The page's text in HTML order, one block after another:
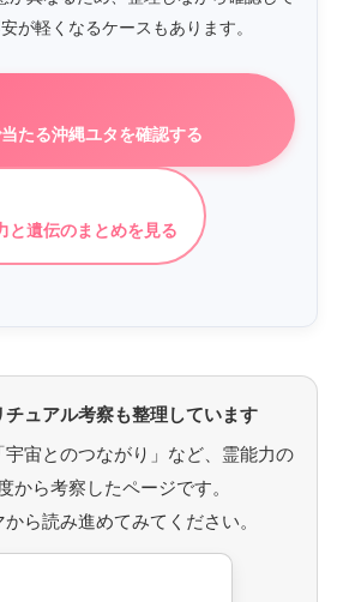
が軽くなるケースもあります。
たる沖縄ユタを確認する
と遺伝のまとめを見る
チュアル考察も整理しています
宇宙とのつながり」など、霊能力の
から考察したページです。
ら読み進めてみてください。